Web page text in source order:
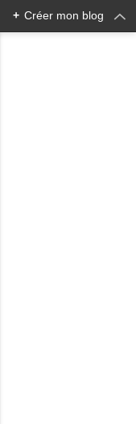
+ Créer mon blog